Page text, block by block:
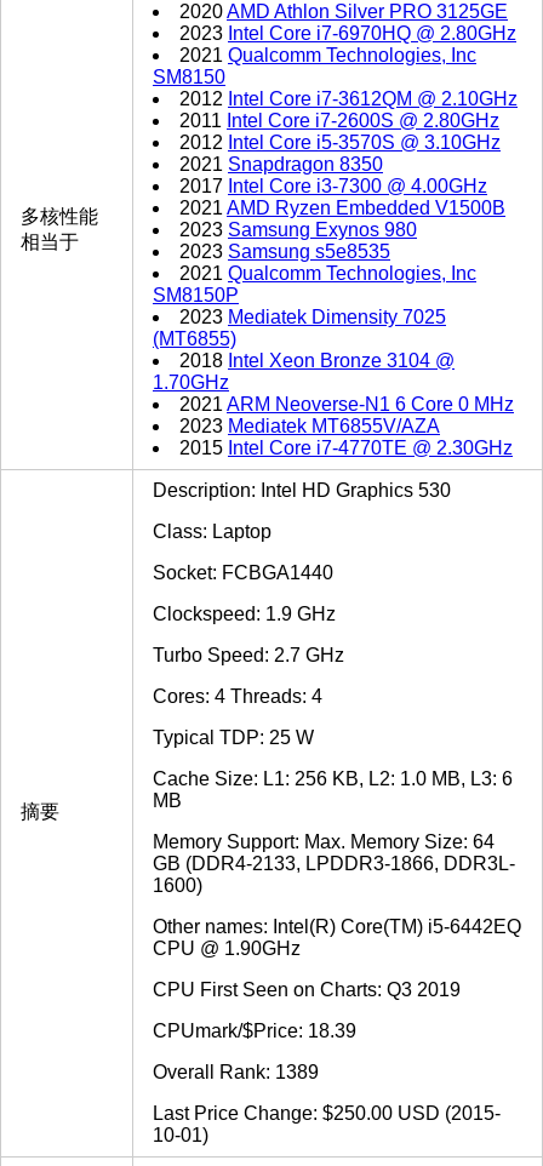
多核性能
相当于
2020AMD Athlon Silver PRO 3125GE
2023 Intel Core i7-6970HQ @ 2.80GHz
2021 Qualcomm Technologies, Inc
SM8150
2012 Intel Core i7-3612QM @ 2.10GHz
2011 Intel Core i7-2600S @ 2.80GHz
2012 Intel Core i5-3570S @ 3.10GHz
2021 Snapdragon 8350
2017 Intel Core i3-7300 @ 4.00GHz
2021AMD Ryzen Embedded V1500B
2023 Samsung Exynos 980
2023 Samsung s5e8535
2021 Qualcomm Technologies, Inc
SM8150P
2023 Mediatek Dimensity 7025
(MT6855)
2018 Intel Xeon Bronze 3104 @
1.70GHz
2021ARM Neoverse-N1 6 Core 0 MHz
2023 Mediatek MT6855V/AZA
2015 Intel Core i7-4770TE @ 2.30GHz
摘要
Description: Intel HD Graphics 530
Class: Laptop
Socket: FCBGA1440
Clockspeed: 1.9 GHz
Turbo Speed: 2.7 GHz
Cores: 4 Threads: 4
Typical TDP: 25 W
Cache Size: L1: 256 KB, L2: 1.0 MB, L3: 6
MB
Memory Support: Max. Memory Size: 64
GB (DDR4-2133, LPDDR3-1866, DDR3L-
1600)
Other names: Intel(R) Core(TM) i5-6442EQ
CPU @ 1.90GHz
CPU First Seen on Charts: Q3 2019
CPUmark/$Price: 18.39
Overall Rank: 1389
Last Price Change: $250.00 USD (2015-
10-01)